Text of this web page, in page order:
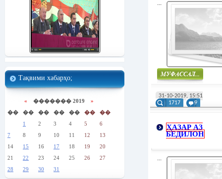
Тақвими хабарҳо;
« ������� 2019 »
��
�� �� �� �� ��
��
1
2 3 4 5
6
7
8 9 10 11 12
13
14
15 16 17 18 19
20
21
22 23 24 25 26
27
28
29 30 31
...
31-10-2019, 15:51
1717
9
ҲАЗАР АЗ
БЕДИЛОН
...